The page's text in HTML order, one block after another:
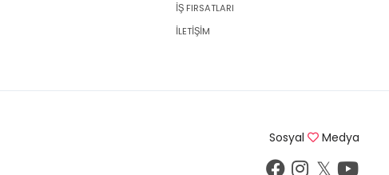
İŞ FIRSATLARI
İLETİŞİM
Sosyal Medya